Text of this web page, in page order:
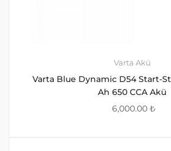
Varta Akü
Varta Blue Dynamic D54 Start-
Ah 650 CCA Akü
6,000.00 ₺